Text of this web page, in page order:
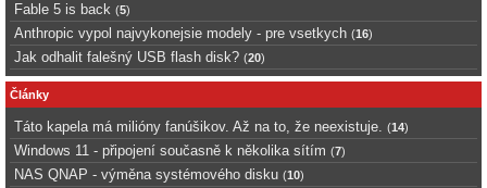
Fable 5 is back (5)
Anthropic vypol najvykonejsie modely - pre vsetkych (16)
Jak odhalit falešný USB flash disk? (20)
Články
Táto kapela má milióny fanúšikov. Až na to, že neexistuje. (14)
Windows 11 - připojení současně k několika sítím (7)
NAS QNAP - výměna systémového disku (10)